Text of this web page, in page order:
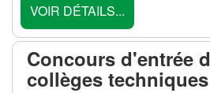
VOIR DÉTAILS...
Concours d'entrée
collèges techniques